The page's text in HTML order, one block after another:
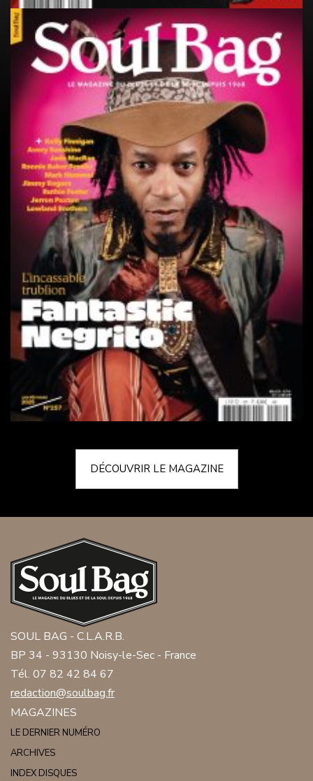
DÉCOUVRIR LE MAGAZINE
SOUL BAG - C.L.A.R.B.
BP 34 - 93130 Noisy-le-Sec - France
Tél. 07 82 42 84 67
redaction@soulbag.fr
MAGAZINES
LE DERNIER NUMÉRO
ARCHIVES
INDEX DISQUES